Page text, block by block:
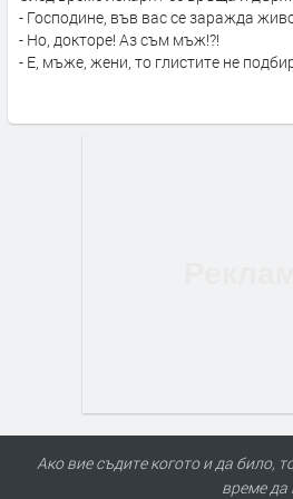
- Господине, във вас се заражда
- Но, докторе! Аз съм мъж!?!
- Е, мъже, жени, то глистите не
Ако вие съдите когото и да било,
време да